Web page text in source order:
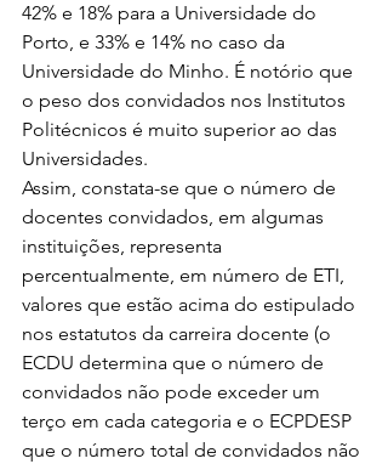
42% e 18% para a Universidade do
Porto, e 33% e 14% no caso da
Universidade do Minho. É notório que
o peso dos convidados nos Institutos
Politécnicos é muito superior ao das
Universidades.
Assim, constata-se que o número de
docentes convidados, em algumas
instituições, representa
percentualmente, em número de ETI,
valores que estão acima do estipulado
nos estatutos da carreira docente (o
ECDU determina que o número de
convidados não pode exceder um
terço em cada categoria e o ECPDESP
que o número total de convidados não